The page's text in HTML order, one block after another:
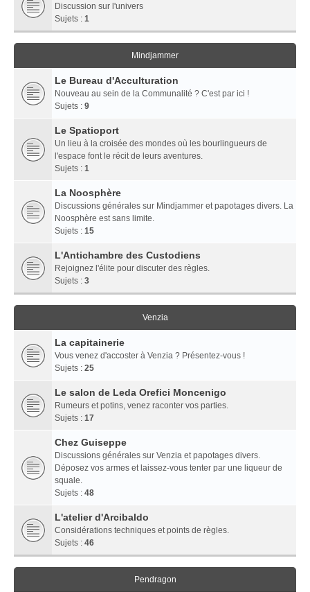
Discussion sur l'univers
Sujets : 1
Mindjammer
Le Bureau d'Acculturation
Nouveau au sein de la Communalité ? C'est par ici !
Sujets : 9
Le Spatioport
Un lieu à la croisée des mondes où les bourlingueurs de
l'espace font le récit de leurs aventures.
Sujets : 1
La Noosphère
Discussions générales sur Mindjammer et papotages divers. La
Noosphère est sans limite.
Sujets : 15
L'Antichambre des Custodiens
Rejoignez l'élite pour discuter des règles.
Sujets : 3
Venzia
La capitainerie
Vous venez d'accoster à Venzia ? Présentez-vous !
Sujets : 25
Le salon de Leda Orefici Moncenigo
Rumeurs et potins, venez raconter vos parties.
Sujets : 17
Chez Guiseppe
Discussions générales sur Venzia et papotages divers.
Déposez vos armes et laissez-vous tenter par une liqueur de
squale.
Sujets : 48
L'atelier d'Arcibaldo
Considérations techniques et points de règles.
Sujets : 46
Pendragon